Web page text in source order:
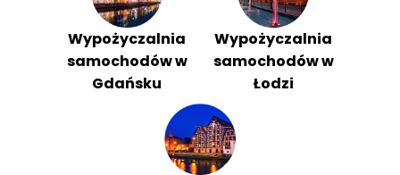
Wypożyczalnia
samochodów w
Gdańsku
Wypożyczalnia
samochodów w
Łodzi